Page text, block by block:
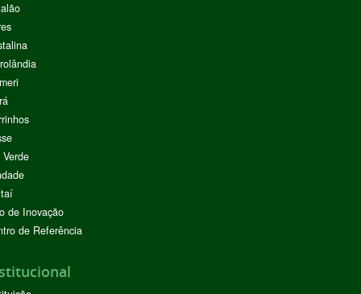
de Inovação
de Referência